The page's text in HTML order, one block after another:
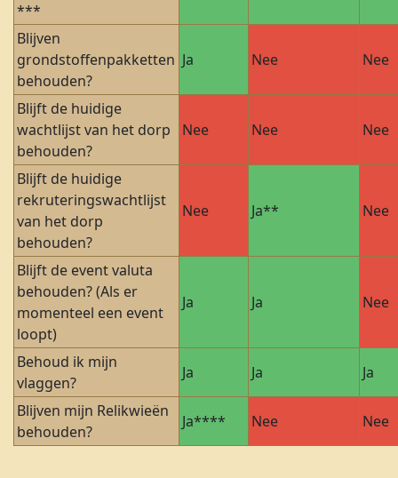
***
Blijven
grondstoffenpakketten
behouden?
Ja Nee Nee
Blijft de huidige
wachtlijst van het dorp
behouden?
Nee Nee Nee
Blijft de huidige
rekruteringswachtlijst
van het dorp
behouden?
Nee Ja** Nee
Blijft de event valuta
behouden? (Als er
momenteel een event
loopt)
Ja Ja Nee
Behoud ik mijn
vlaggen?
Ja Ja
Ja
Blijven mijn Relikwieën
behouden?
Ja**** Nee Nee